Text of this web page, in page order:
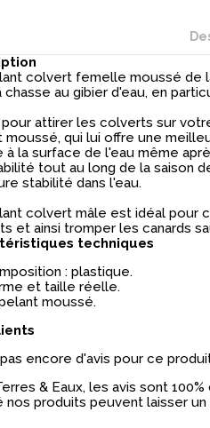
colvert femelle moussé de
chasse au gibier d'eau, en
pour attirer les colverts sur
moussé, qui lui offre une
à la surface de l'eau même
tout au long de la saison
stabilité dans l'eau.
colvert mâle est idéal pour
et ainsi tromper les canards
techniques
: plastique.
et taille réelle.
moussé.
pas encore d'avis pour ce
& Eaux, les avis sont
nos produits peuvent laisser un